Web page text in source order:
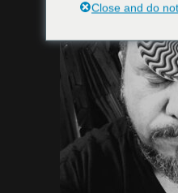
Close and do